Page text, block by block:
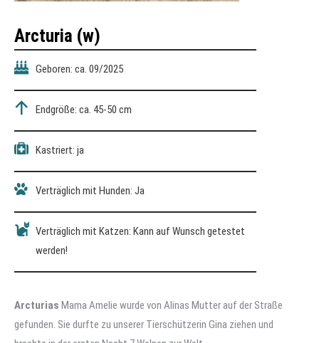
Arcturia (w)
Geboren: ca. 09/2025
Endgröße: ca. 45-50 cm
Kastriert: ja
Verträglich mit Hunden: Ja
Verträglich mit Katzen: Kann auf Wunsch getestet
werden!
Arcturias Mama Amelie wurde von Alinas Mutter auf der Straße
gefunden. Sie durfte zu unserer Tierschützerin Gina ziehen und